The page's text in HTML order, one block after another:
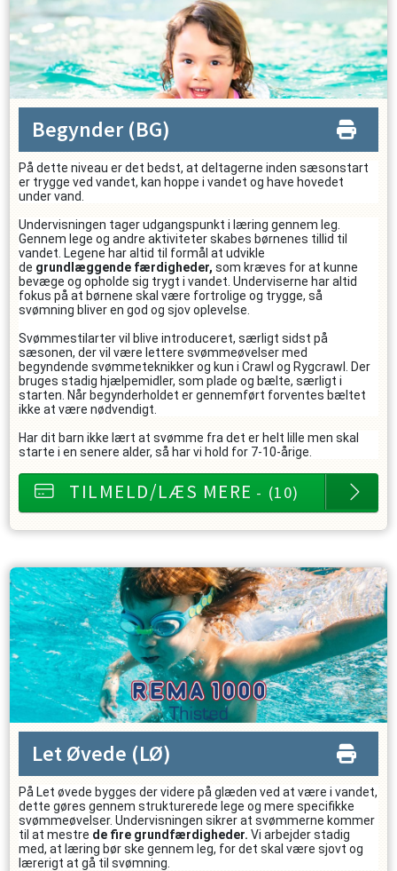
Begynder (BG)
På dette niveau er det bedst, at deltagerne inden sæsonstart
er trygge ved vandet, kan hoppe i vandet og have hovedet
under vand.
Undervisningen tager udgangspunkt i læring gennem leg.
Gennem lege og andre aktiviteter skabes børnenes tillid til
vandet. Legene har altid til formål at udvikle
de grundlæggende færdigheder, som kræves for at kunne
bevæge og opholde sig trygt i vandet. Underviserne har altid
fokus på at børnene skal være fortrolige og trygge, så
svømning bliver en god og sjov oplevelse.
Svømmestilarter vil blive introduceret, særligt sidst på
sæsonen, der vil være lettere svømmeøvelser med
begyndende svømmeteknikker og kun i Crawl og Rygcrawl. Der
bruges stadig hjælpemidler, som plade og bælte, særligt i
starten. Når begynderholdet er gennemført forventes bæltet
ikke at være nødvendigt.
Har dit barn ikke lært at svømme fra det er helt lille men skal
starte i en senere alder, så har vi hold for 7-10-årige.
TILMELD/LÆS MERE - (10)
Let Øvede (LØ)
På Let øvede bygges der videre på glæden ved at være i vandet,
dette gøres gennem strukturerede lege og mere specifikke
svømmeøvelser. Undervisningen sikrer at svømmerne kommer
til at mestre de fire grundfærdigheder. Vi arbejder stadig
med, at læring bør ske gennem leg, for det skal være sjovt og
lærerigt at gå til svømning.